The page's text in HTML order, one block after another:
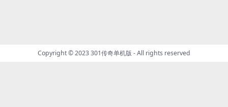
Copyright © 2023301传奇单机版 - All rights reserved